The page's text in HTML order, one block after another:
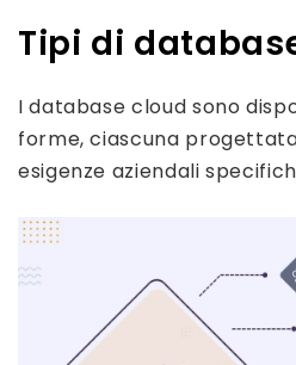
Tipi di
I database cloud sono
forme, ciascuna
esigenze aziendali